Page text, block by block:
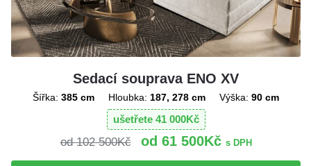
Sedací souprava ENO XV
Šířka: 385 cm Hloubka: 187, 278 cm Výška: 90 cm
ušetřete 41 000Kč
102 500Kč 61 500Kč s DPH